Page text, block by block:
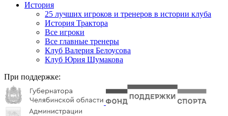
История
25 лучших игроков и тренеров в истории клуба
История Трактора
Все игроки
Все главные тренеры
Клуб Валерия Белоусова
Клуб Юрия Шумакова
При поддержке: